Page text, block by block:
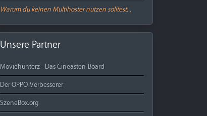
Warum du keinen Multihoster nutzen solltest...
Unsere Partner
Moviehunterz - Das Cineasten-Board
Der OPPO-Verbesserer
SzeneBox.org